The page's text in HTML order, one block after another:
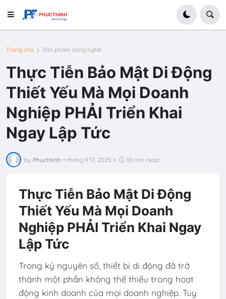
Trang chủ Sàn phẩm công nghệ
Thực Tiễn Bảo Mật Di Động
Thiết Yếu Mà Mọi Doanh
Nghiệp PHẢI Triển Khai
Ngay Lập Tức
by Phucthinh • tháng 9 17, 2025 • 10 min read
Thực Tiễn Bảo Mật Di Động
Thiết Yếu Mà Mọi Doanh
Nghiệp PHẢI Triển Khai Ngay
Lập Tức
Trong kỷ nguyên số, thiết bị di động đã trở
thành một phần không thể thiếu trong hoạt
động kinh doanh của mọi doanh nghiệp. Tuy